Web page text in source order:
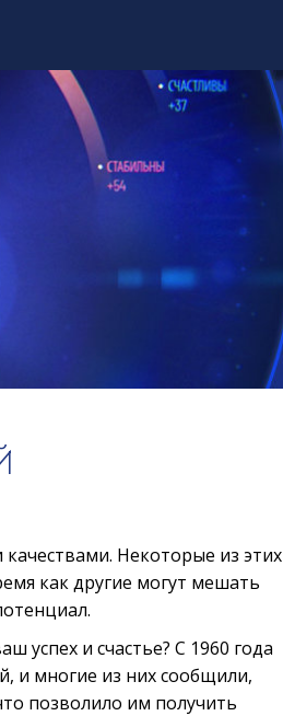
Некоторые из этих
как другие могут мешать
успех и счастье? С 1960 года
и многие из них сообщили,
позволило им получить